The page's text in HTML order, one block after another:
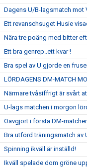
Dagens U/B-lagsmatch mot
Ett revanschsuget Husie
Nära tre poäng med bitter
Ett bra genrep..ett kvar !
Bra spel av U gjorde en
LÖRDAGENS DM-MATCH
Närmare tvåsiffrigt är svårt
U-lags matchen i morgon
Oavgjort i första DM-
Bra utförd träningsmatch av
Spinning ikväll är inställd!
Ikväll spelade dom gröne